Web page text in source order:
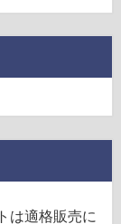
は適格販売に